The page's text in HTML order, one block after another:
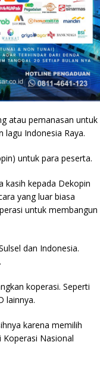
atau pemanasan untuk
lagu Indonesia Raya.
untuk para peserta.
kasih kepada Dekopin
yang luar biasa
untuk membangun
dan Indonesia.
koperasi. Seperti
lainnya.
karena memilih
Koperasi Nasional